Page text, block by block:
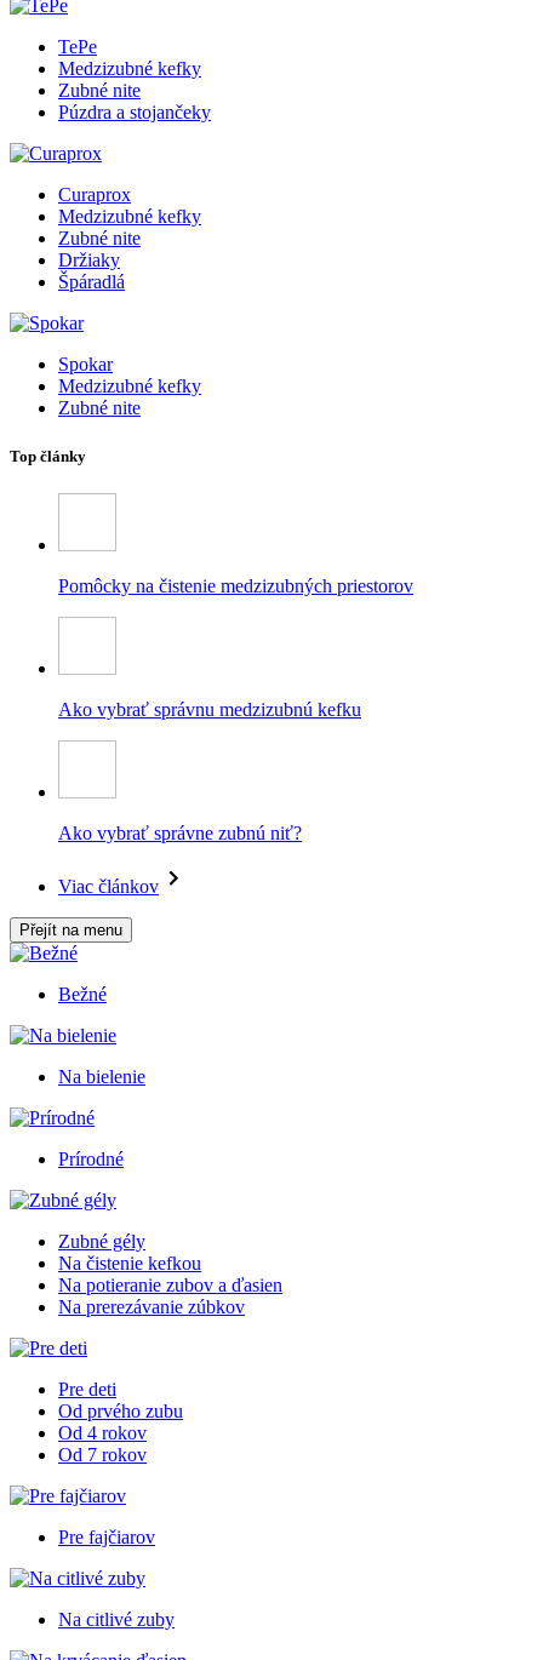
TePe
Medzizubné kefky
Zubné nite
Púzdra a stojančeky
Curaprox
Medzizubné kefky
Zubné nite
Držiaky
Špáradlá
Spokar
Medzizubné kefky
Zubné nite
Top články
Pomôcky na čistenie medzizubných priestorov
Ako vybrať správnu medzizubnú kefku
Ako vybrať správne zubnú niť?
Viac článkov
Přejít na menu
Bežné
Na bielenie
Prírodné
Zubné gély
Na čistenie kefkou
Na potieranie zubov a ďasien
Na prerezávanie zúbkov
Pre deti
Od prvého zubu
Od 4 rokov
Od 7 rokov
Pre fajčiarov
Na citlivé zuby